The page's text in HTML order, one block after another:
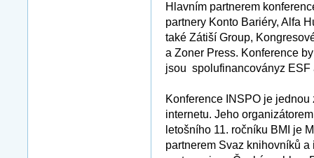
Hlavním partnerem
partnery Konto Bariéry, Alfa
také Zátiší Group,
a Zoner Press. Konference
jsou spolufinancoványz
Konference INSPO je
internetu. Jeho
letošního 11. ročníku BMI je
partnerem Svaz knihovníků